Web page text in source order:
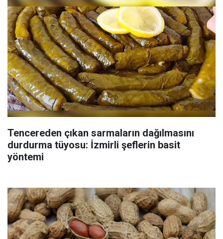
Tencereden çıkan sarmaların dağılmasını
durdurma tüyosu: İzmirli şeflerin basit
yöntemi